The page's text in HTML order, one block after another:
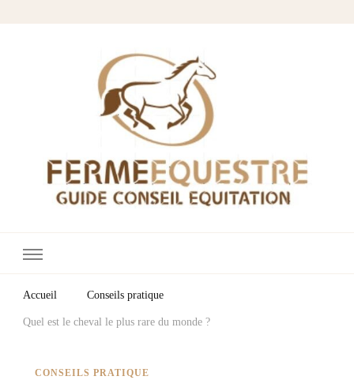
Accueil Conseils pratique
Quel est le cheval le plus rare du monde ?
CONSEILS PRATIQUE